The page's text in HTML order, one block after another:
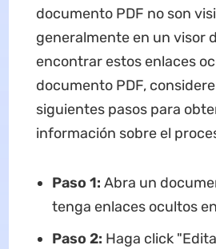
documento PDF no son
generalmente en un visor
encontrar estos enlaces
documento PDF,
siguientes pasos para
información sobre el
Paso 1: Abra un
tenga enlaces ocultos
Paso 2: Haga click